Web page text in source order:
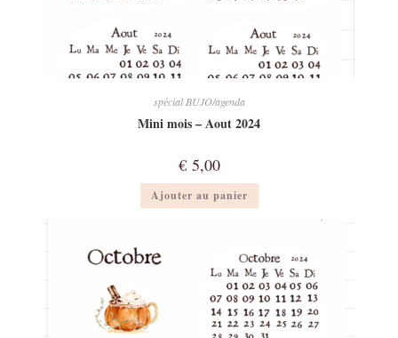
spécial BUJO/agenda
Mini mois – Aout 2024
€5,00
Ajouter au panier